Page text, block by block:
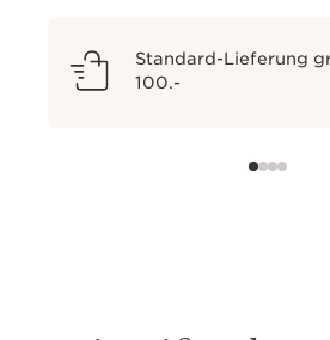
Standard-Lieferung
100.-